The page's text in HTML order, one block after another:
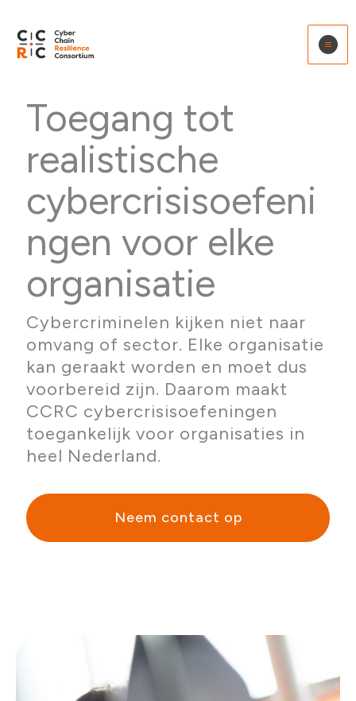
naar
Toegang tot
realistische
cybercrisisoefeni
ngen voor elke
organisatie
Cybercriminelen kijken niet naar
omvang of sector. Elke organisatie
kan geraakt worden en moet dus
voorbereid zijn. Daarom maakt
CCRC cybercrisisoefeningen
toegankelijk voor organisaties in
heel Nederland.
Neem contact op